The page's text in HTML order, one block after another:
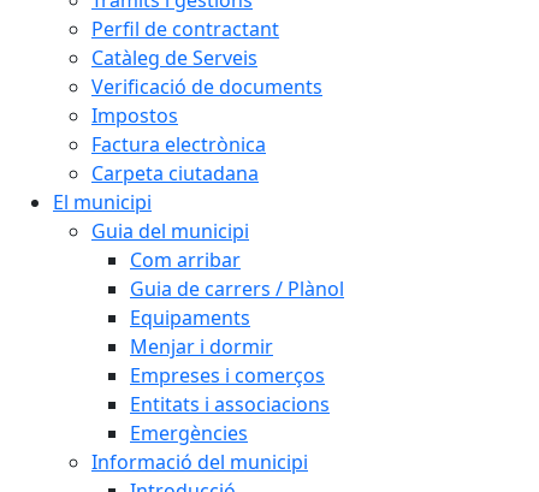
Perfil de contractant
Catàleg de Serveis
Verificació de documents
Impostos
Factura electrònica
Carpeta ciutadana
El municipi
Guia del municipi
Com arribar
Guia de carrers / Plànol
Equipaments
Menjar i dormir
Empreses i comerços
Entitats i associacions
Emergències
Informació del municipi